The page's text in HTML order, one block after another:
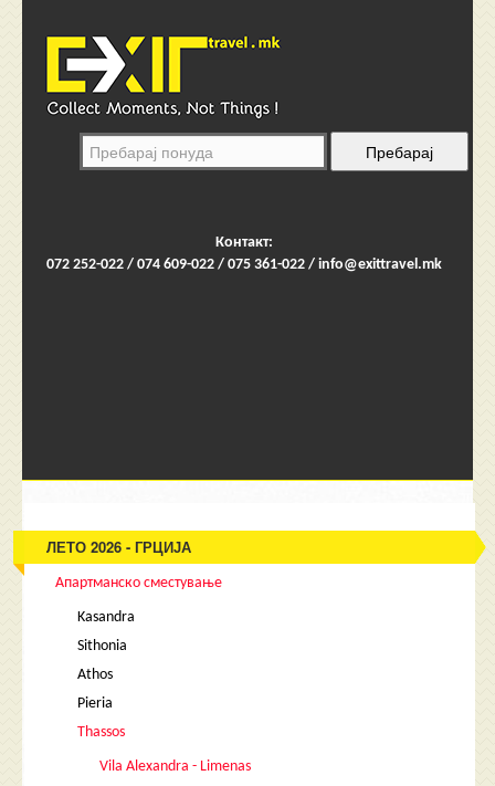
Контакт:
072 252-022 / 074 609-022 / 075 361-022 / info@exittravel.mk
ЛЕТО 2026 - ГРЦИЈА
Апартманско сместување
Kasandra
Sithonia
Athos
Pieria
Thassos
Vila Alexandra - Limenas